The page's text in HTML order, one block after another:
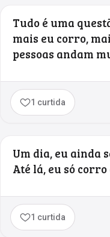
Tudo é uma
mais eu corro,
pessoas andam
1 curtida
Um dia, eu ainda
Até lá, eu só
1 curtida